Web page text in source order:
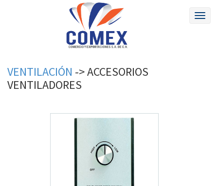
VENTILACIÓN ->ACCESORIOS
VENTILADORES